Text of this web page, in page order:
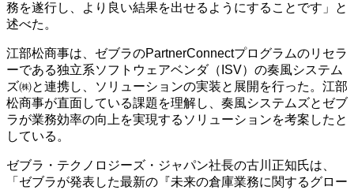
務を遂行し、より良い結果を出せるようにすることです」と
述べた。
江部松商事は、ゼブラのPartnerConnectプログラムのリセラ
ーである独立系ソフトウェアベンダ（ISV）の奏風システム
ズ㈱と連携し、ソリューションの実装と展開を行った。江部
松商事が直面している課題を理解し、奏風システムズとゼブ
ラが業務効率の向上を実現するソリューションを考案したと
している。
ゼブラ・テクノロジーズ・ジャパン社長の古川正知氏は、
「ゼブラが発表した最新の『未来の倉庫業務に関するグロー